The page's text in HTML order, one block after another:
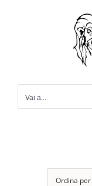
Vai a...
Ordina per